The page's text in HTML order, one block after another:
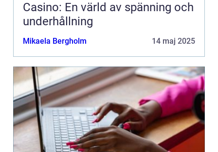
Casino: En värld av spänning och
underhållning
Mikaela Bergholm 14 maj 2025